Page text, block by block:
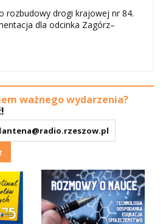
rozbudowy drogi krajowej nr 84.
dla odcinka Zagórz–
ważnego wydarzenia?
antena@radio.rzeszow.pl